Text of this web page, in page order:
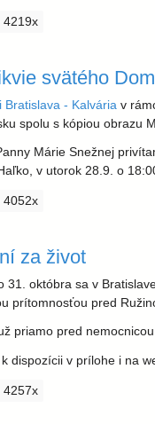
koledníckej akcie Dobrá
4219x
svätého
Bratislava - Kalvária v
spolu s kópiou obrazu
Márie Snežnej
v utorok 28.9. o
relikvie svätého Dominika
4052x
za život
31. októbra sa v
prítomnosťou pred
priamo pred
dispozícii v prílohe i na
dní za život
4257x